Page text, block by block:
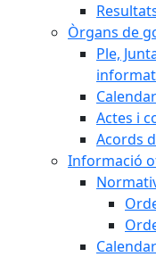
Òrgans de
Ple,
Actes i
Acords
Informació